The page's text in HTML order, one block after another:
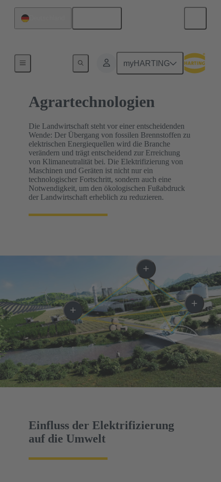
myHARTING
Agrartechnologien
Die Landwirtschaft steht vor einer entscheidenden
Wende: Der Übergang von fossilen Brennstoffen zu
elektrischen Energiequellen wird die Branche
verändern und trägt entscheidend zur Erreichung
von Klimaneutralität bei. Die Elektrifizierung von
Maschinen und Geräten ist nicht nur ein
technologischer Fortschritt, sondern auch eine
Notwendigkeit, um den ökologischen Fußabdruck
der Landwirtschaft erheblich zu reduzieren.
Einfluss der Elektrifizierung
auf die Umwelt